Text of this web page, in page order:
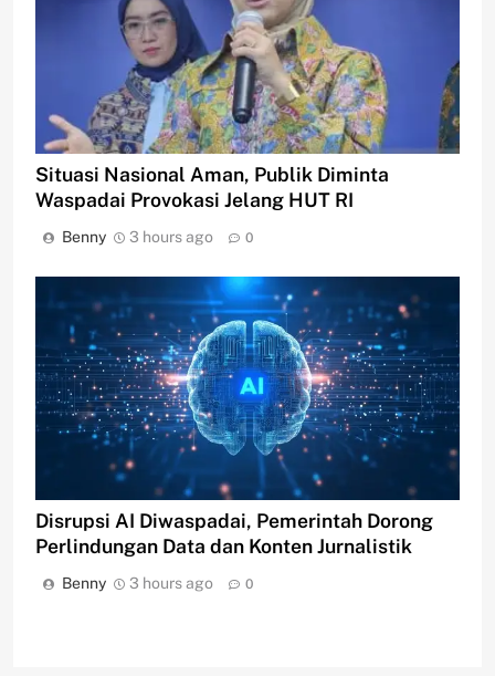
Situasi Nasional Aman, Publik Diminta
Waspadai Provokasi Jelang HUT RI
Benny 3 hours ago 0
Disrupsi AI Diwaspadai, Pemerintah Dorong
Perlindungan Data dan Konten Jurnalistik
Benny 3 hours ago 0